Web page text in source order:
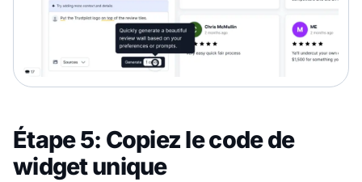
Étape 5: Copiez le code de
widget unique